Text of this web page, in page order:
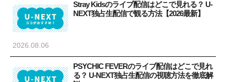
Stray Kidsのライブ配信はどこで見れる？ U-
NEXT独占生配信で観る方法【2026最新】
2026.08.06
PSYCHIC FEVERのライブ配信はどこで見れ
る？ U-NEXT独占生配信の視聴方法を徹底解